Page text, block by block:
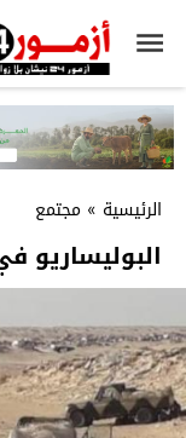
الرئيسية » مجتمع
البوليساريو